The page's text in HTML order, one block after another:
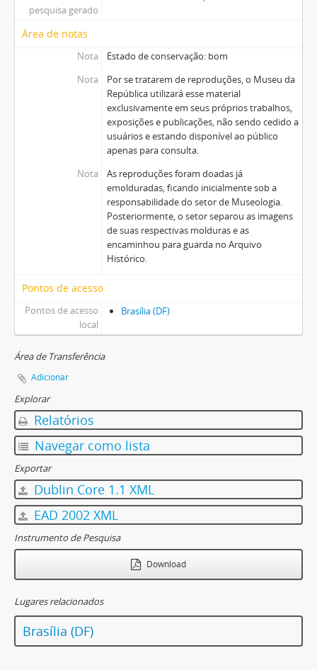
pesquisa gerado
Área de notas
Nota
Estado de conservação: bom
Nota
Por se tratarem de reproduções, o Museu da
República utilizará esse material
exclusivamente em seus próprios trabalhos,
exposições e publicações, não sendo cedido a
usuários e estando disponível ao público
apenas para consulta.
Nota
As reproduções foram doadas já
emolduradas, ficando inicialmente sob a
responsabilidade do setor de Museologia.
Posteriormente, o setor separou as imagens
de suas respectivas molduras e as
encaminhou para guarda no Arquivo
Histórico.
Pontos de acesso
Pontos de acesso
local
Brasília (DF)
Área de Transferência
Adicionar
Explorar
Relatórios
Navegar como lista
Exportar
Dublin Core 1.1 XML
EAD 2002 XML
Instrumento de Pesquisa
Download
Lugares relacionados
Brasília (DF)